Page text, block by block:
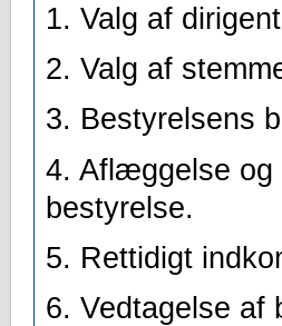
1. Valg af
2. Valg af
3. Bestyrelsens
4. Aflæggelse og
bestyrelse.
5. Rettidigt
6. Vedtagelse af